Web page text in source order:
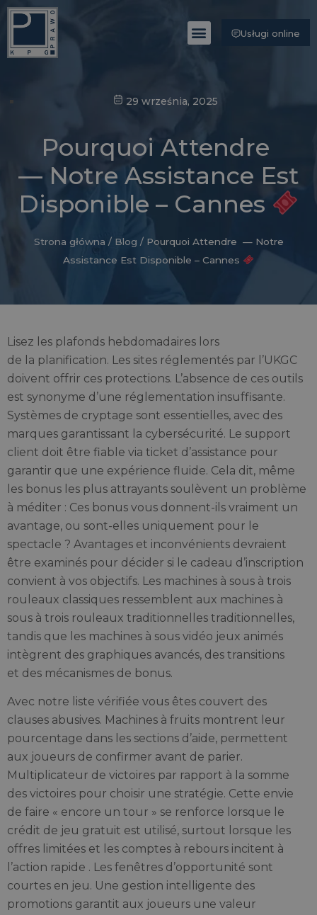
Usługi online
29 września, 2025
Pourquoi Attendre
— Notre Assistance Est
Disponible – Cannes
Strona główna / Blog / Pourquoi Attendre — Notre
Assistance Est Disponible – Cannes
Lisez les plafonds hebdomadaires lors
de la planification. Les sites réglementés par l’UKGC
doivent offrir ces protections. L’absence de ces outils
est synonyme d’une réglementation insuffisante.
Systèmes de cryptage sont essentielles, avec des
marques garantissant la cybersécurité. Le support
client doit être fiable via ticket d’assistance pour
garantir que une expérience fluide. Cela dit, même
les bonus les plus attrayants soulèvent un problème
à méditer : Ces bonus vous donnent-ils vraiment un
avantage, ou sont-elles uniquement pour le
spectacle ? Avantages et inconvénients devraient
être examinés pour décider si le cadeau d’inscription
convient à vos objectifs. Les machines à sous à trois
rouleaux classiques ressemblent aux machines à
sous à trois rouleaux traditionnelles traditionnelles,
tandis que les machines à sous vidéo jeux animés
intègrent des graphiques avancés, des transitions
et des mécanismes de bonus.
Avec notre liste vérifiée vous êtes couvert des
clauses abusives. Machines à fruits montrent leur
pourcentage dans les sections d’aide, permettent
aux joueurs de confirmer avant de parier.
Multiplicateur de victoires par rapport à la somme
des victoires pour choisir une stratégie. Cette envie
de faire « encore un tour » se renforce lorsque le
crédit de jeu gratuit est utilisé, surtout lorsque les
offres limitées et les comptes à rebours incitent à
l’action rapide . Les fenêtres d’opportunité sont
courtes en jeu. Une gestion intelligente des
promotions garantit aux joueurs une valeur